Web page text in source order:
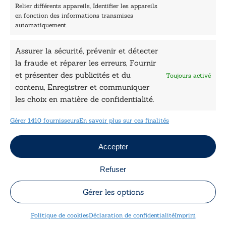
Relier différents appareils, Identifier les appareils
en fonction des informations transmises
automatiquement.
Assurer la sécurité, prévenir et détecter
la fraude et réparer les erreurs, Fournir
et présenter des publicités et du
contenu, Enregistrer et communiquer
les choix en matière de confidentialité.
Toujours activé
Gérer 1410 fournisseursEn savoir plus sur ces finalités
Accepter
Refuser
Gérer les options
Politique de cookiesDéclaration de confidentialitéImprint
Nos auteurs
Catalogue
Sciences humaines
Pratique
Le Petit Lys
Données légales
Conditions Générales de vente
Politique de cookies
Mentions légales
Jeux concours
Copyright © 2026 Le Lys Bleu Éditions tous droits
réservés
Designed byEngie Soft